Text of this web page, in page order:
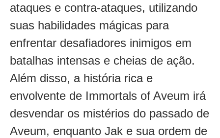
ataques e contra-ataques, utilizando
suas habilidades mágicas para
enfrentar desafiadores inimigos em
batalhas intensas e cheias de ação.
Além disso, a história rica e
envolvente de Immortals of Aveum irá
desvendar os mistérios do passado de
Aveum, enquanto Jak e sua ordem de